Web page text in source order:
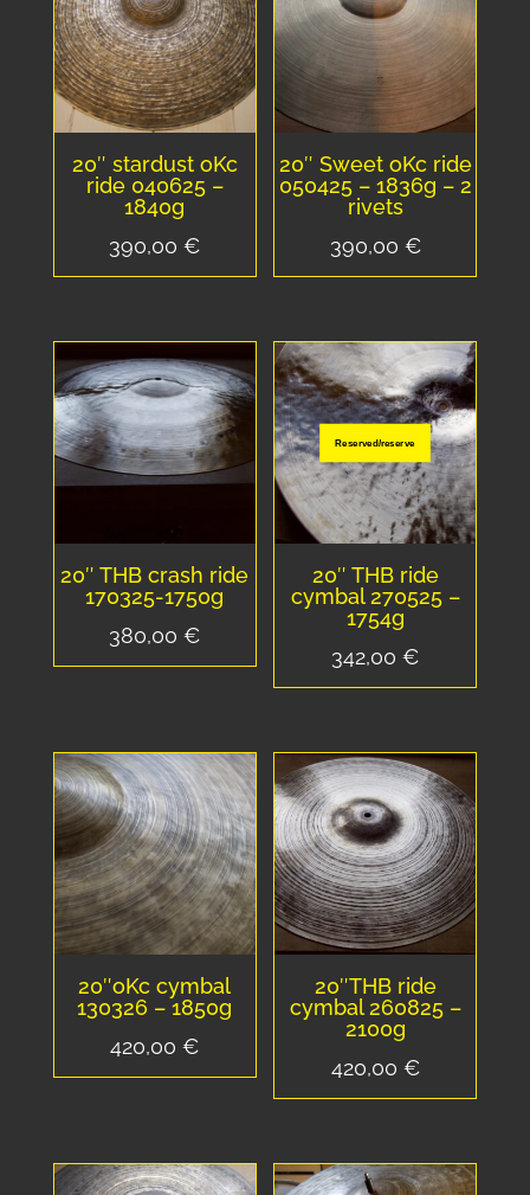
20″ stardust oKc
ride 040625 –
1840g
390,00€
20″ Sweet oKc ride
050425 – 1836g – 2
rivets
390,00 €
20″ THB crash ride
170325-1750g
380,00€
Reserved/reserve
20″ THB ride
cymbal 270525 –
1754g
342,00€
20″oKc cymbal
130326 – 1850g
420,00€
20″THB ride
cymbal 260825 –
2100g
420,00 €